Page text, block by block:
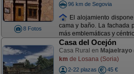
8 Fotos
96 km de Segovia
El alojamiento
cama y baño. La fachada
más emblemáticas y
Casa del Ocejón
Casa Rural en Majaelrayo
km de Losana (Soria)
2-22 plazas
45 €